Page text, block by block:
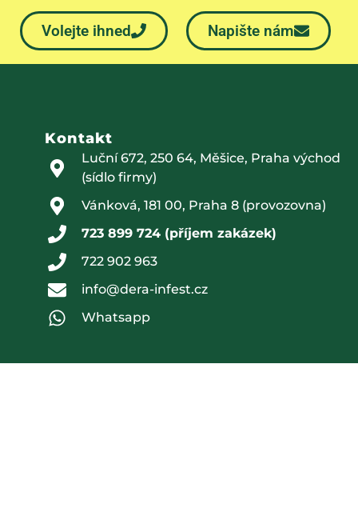
Volejte ihned Napište nám
Kontakt
Luční 672, 250 64, Měšice, Praha východ
(sídlo firmy)
Vánková, 181 00, Praha 8 (provozovna)
723 899 724 (příjem zakázek)
722 902 963
info@dera-infest.cz
Whatsapp